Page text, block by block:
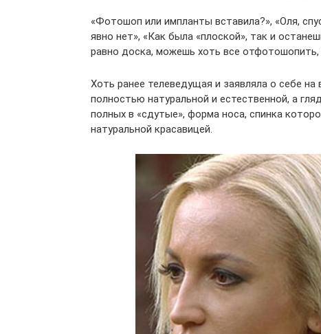
«Фотошоп или импланты вставила?», «Оля,
явно нет», «Как была «плоской», так и
равно доска, можешь хоть все отфотошопить,
Хоть ранее телеведущая и заявляла о себе
полностью натуральной и естественной, а
полных в «сдутые», форма носа, спинка
натуральной красавицей.